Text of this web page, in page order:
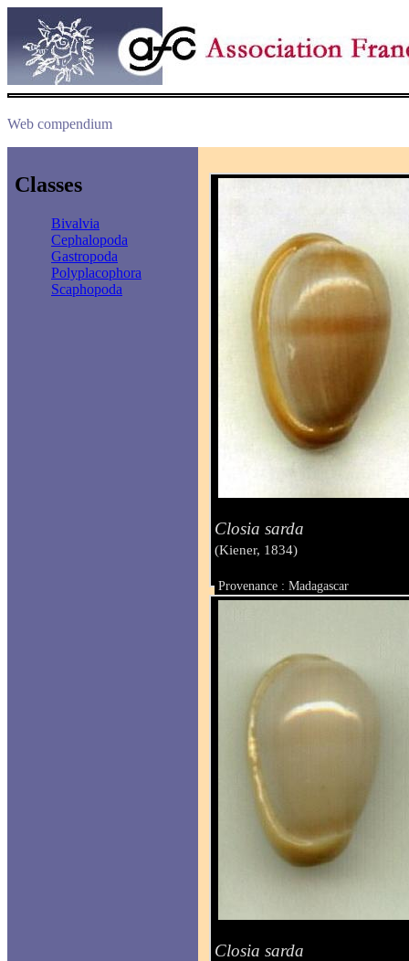
Web compendium
Classes
Bivalvia
Cephalopoda
Gastropoda
Polyplacophora
Scaphopoda
Closia sarda
(Kiener, 1834)
Provenance : Madagascar
Taille : 19.9 mm
Closia sarda